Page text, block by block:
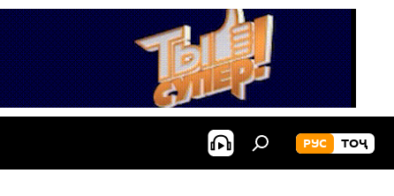
РУС ТОҶ